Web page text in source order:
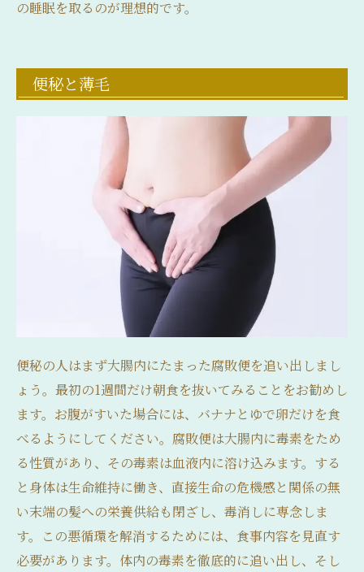
の睡眠を取るのが理想的です。
便秘と薄毛
便秘の人はまず大腸内にたまった腐敗便を追い出しまし
ょう。最初の1週間だけ朝食を抜いてみることをお勧めし
ます。お腹がすいた場合には、バナナとゆで卵だけを食
べるようにしてください。腐敗便は大腸内に毒素をため
る性質があり、その毒素は血液内に溶け込みます。する
と身体は生命維持に働き、直接生命の危機感と関係の無
い末端の髪への栄養供給も閉ざし、毒消しに専念しま
す。この悪循環を解消するためには、食事内容を見直す
必要があります。体内の毒素を徹底的に追い出し、そし